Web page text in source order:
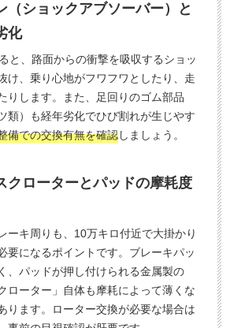
（ショックアブソーバー）と
化
と、路面からの衝撃を吸収するショッ
け、乗り心地がフワフワとしたり、走
りします。また、足回りのゴム部品
類）も経年劣化でひび割れが生じやす
備での交換有無を確認しましょう。
クローターとパッドの摩耗度
ーキ周りも、10万キロ付近で大掛かり
要になるポイントです。ブレーキパッ
、パッドが押し付けられる金属製の
ローター」自体も摩耗によって薄くな
ります。ローター交換が必要な場合は